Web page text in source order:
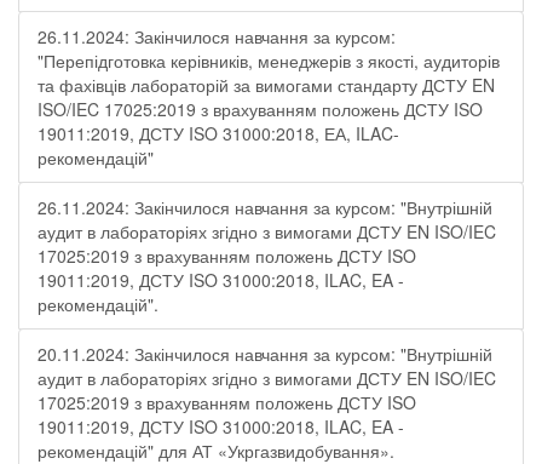
26.11.2024: Закінчилося навчання за курсом:
"Перепідготовка керівників, менеджерів з якості, аудиторів
та фахівців лабораторій за вимогами стандарту ДСТУ EN
ISO/IEC 17025:2019 з врахуванням положень ДСТУ ISO
19011:2019, ДСТУ ISO 31000:2018, ЕА, ILAC-
рекомендацій"
26.11.2024: Закінчилося навчання за курсом: "Внутрішній
аудит в лабораторіях згідно з вимогами ДСТУ EN ISO/IEC
17025:2019 з врахуванням положень ДСТУ ISO
19011:2019, ДСТУ ISO 31000:2018, ILAC, EA -
рекомендацій".
20.11.2024: Закінчилося навчання за курсом: "Внутрішній
аудит в лабораторіях згідно з вимогами ДСТУ EN ISO/IEC
17025:2019 з врахуванням положень ДСТУ ISO
19011:2019, ДСТУ ISO 31000:2018, ILAC, EA -
рекомендацій" для АТ «Укргазвидобування».